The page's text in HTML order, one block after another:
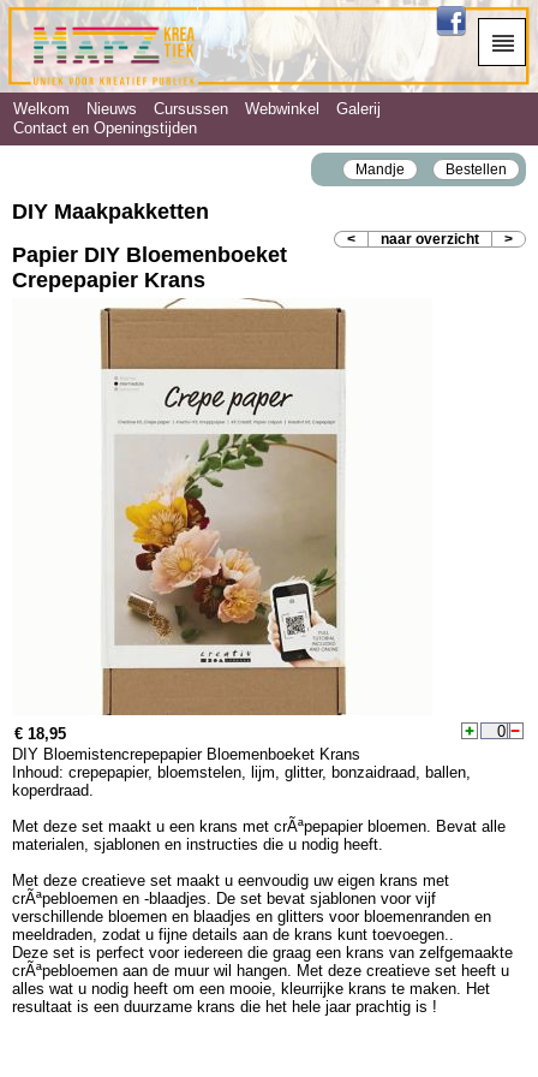
Welkom Nieuws Cursussen Webwinkel
Galerij
Contact en Openingstijden
Mandje Bestellen
DIY Maakpakketten
< naar overzicht >
Papier DIY Bloemenboeket
Crepepapier Krans
€ 18,95
DIY Bloemistencrepepapier Bloemenboeket Krans
Inhoud: crepepapier, bloemstelen, lijm, glitter, bonzaidraad, ballen,
koperdraad.
Met deze set maakt u een krans met crÃªpepapier bloemen. Bevat alle
materialen, sjablonen en instructies die u nodig heeft.
Met deze creatieve set maakt u eenvoudig uw eigen krans met
crÃªpebloemen en -blaadjes. De set bevat sjablonen voor vijf
verschillende bloemen en blaadjes en glitters voor bloemenranden en
meeldraden, zodat u fijne details aan de krans kunt toevoegen..
Deze set is perfect voor iedereen die graag een krans van zelfgemaakte
crÃªpebloemen aan de muur wil hangen. Met deze creatieve set heeft u
alles wat u nodig heeft om een mooie, kleurrijke krans te maken. Het
resultaat is een duurzame krans die het hele jaar prachtig is !